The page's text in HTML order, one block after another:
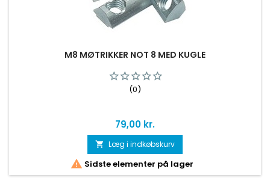
M8 MØTRIKKER NOT 8 MED KUGLE
(0)
Pris
79,00 kr.
 Læg i indkøbskurv
 Sidste elementer på lager